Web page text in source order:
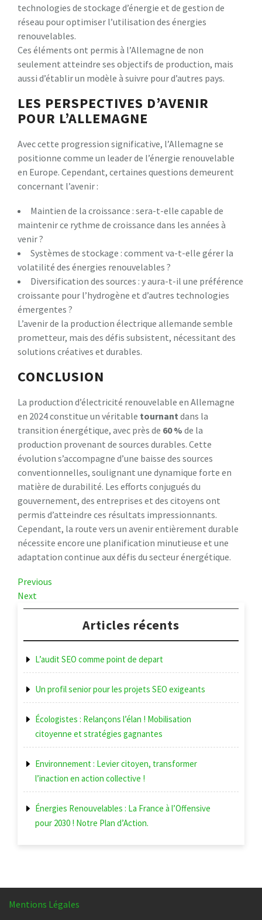
technologies de stockage d’énergie et de gestion de
réseau pour optimiser l’utilisation des énergies
renouvelables.
Ces éléments ont permis à l’Allemagne de non
seulement atteindre ses objectifs de production, mais
aussi d’établir un modèle à suivre pour d’autres pays.
LES PERSPECTIVES D’AVENIR
POUR L’ALLEMAGNE
Avec cette progression significative, l’Allemagne se
positionne comme un leader de l’énergie renouvelable
en Europe. Cependant, certaines questions demeurent
concernant l’avenir :
Maintien de la croissance : sera-t-elle capable de
maintenir ce rythme de croissance dans les années à
venir ?
Systèmes de stockage : comment va-t-elle gérer la
volatilité des énergies renouvelables ?
Diversification des sources : y aura-t-il une préférence
croissante pour l’hydrogène et d’autres technologies
émergentes ?
L’avenir de la production électrique allemande semble
prometteur, mais des défis subsistent, nécessitant des
solutions créatives et durables.
CONCLUSION
La production d’électricité renouvelable en Allemagne
en 2024 constitue un véritable tournant dans la
transition énergétique, avec près de 60 % de la
production provenant de sources durables. Cette
évolution s’accompagne d’une baisse des sources
conventionnelles, soulignant une dynamique forte en
matière de durabilité. Les efforts conjugués du
gouvernement, des entreprises et des citoyens ont
permis d’atteindre ces résultats impressionnants.
Cependant, la route vers un avenir entièrement durable
nécessite encore une planification minutieuse et une
adaptation continue aux défis du secteur énergétique.
Navigation
de
l’article
Previous
Post
Previous
Next
Post
Next
Articles récents
L’audit SEO comme point de depart
Un profil senior pour les projets SEO exigeants
Écologistes : Relançons l’élan ! Mobilisation
citoyenne et stratégies gagnantes
Environnement : Levier citoyen, transformer
l’inaction en action collective !
Énergies Renouvelables : La France à l’Offensive
pour 2030 ! Notre Plan d’Action.
Mentions Légales